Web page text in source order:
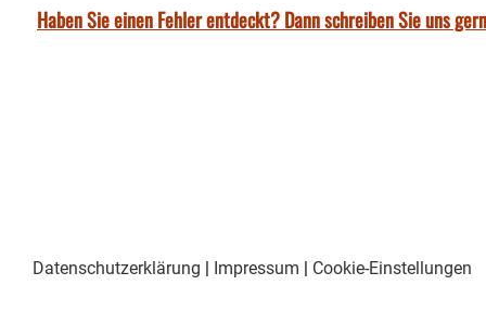
Haben Sie einen Fehler entdeckt? Dann schreiben Sie uns
Datenschutzerklärung | Impressum | Cookie-Einstellungen